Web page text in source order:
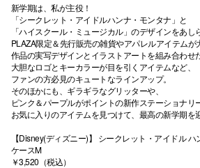
新学期は、私が主役！
「シークレット・アイドルハンナ・モンタナ」と
「ハイスクール・ミュージカル」のデザインをあし
PLAZA限定＆先行販売の雑貨やアパレルアイテムが
作品の実写デザインとイラストアートを組み合わせ
大胆なロゴとキーカラーが目を引くアイテムなど、
ファンの方必見のキュートなラインアップ。
そのほかにも、ギラギラなグリッターや、
ピンク＆パープルがポイントの新作ステーショナリ
お気に入りのアイテムを見つけて、最高の新学期を
【Disney(ディズニー)】 シークレット・アイドル
ケースM
￥3,520（税込）